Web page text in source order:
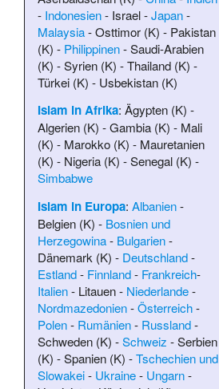
- Indonesien- Israel-Japan-
Malaysia-Osttimor (K) - Pakistan
(K) - Philippinen-Saudi-Arabien
(K) -Syrien (K) -Thailand (K) -
Türkei (K) - Usbekistan (K)
Islam in Afrika: Ägypten (K) -
Algerien (K) -Gambia (K) - Mali
(K) - Marokko (K) - Mauretanien
(K) - Nigeria (K) -Senegal (K) -
Simbabwe
Islam in Europa: Albanien-
Belgien (K) - Bosnien und
Herzegowina- Bulgarien-
Dänemark (K) - Deutschland-
Estland- Finnland- Frankreich-
Italien- Litauen- Niederlande-
Nordmazedonien-Österreich-
Polen- Rumänien- Russland-
Schweden (K) -Schweiz -Serbien
(K) -Spanien (K) -Tschechien und
Slowakei- Ukraine- Ungarn-